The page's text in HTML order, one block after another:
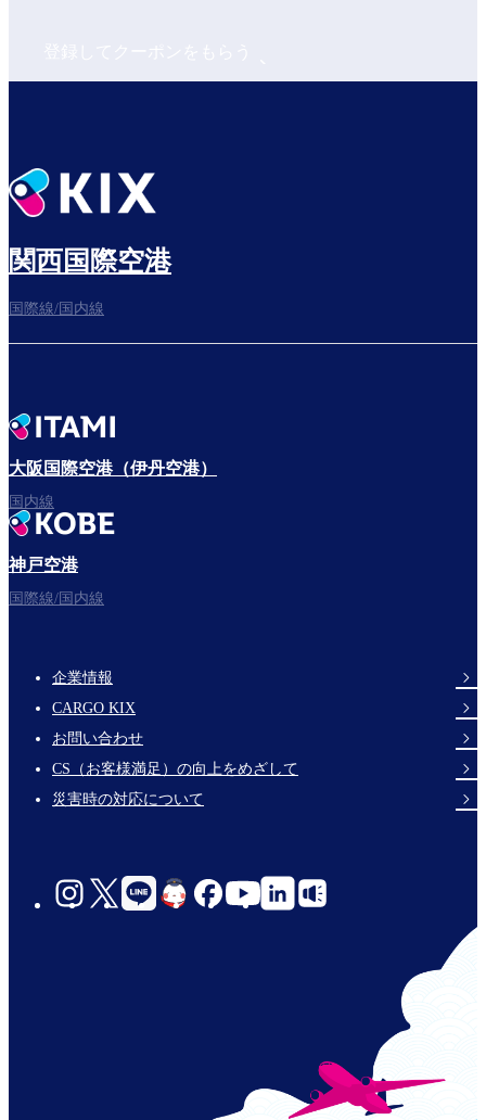
関西国際空港
国際線/国内線
大阪国際空港（伊丹空港）
国内線
神戸空港
国際線/国内線
Footer
Links
企業情報
CARGO KIX
お問い合わせ
CS（お客様満足）の向上をめざして
災害時の対応について
social-